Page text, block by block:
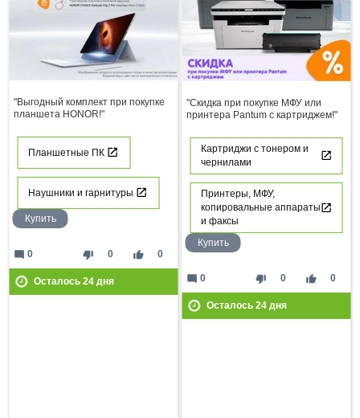
"Выгодный комплект при покупке
планшета HONOR!"
Планшетные ПК
Наушники и гарнитуры
Купить
thumb_down 0 thumb_up 0
mode_comment 0
Осталось 24дня
"Скидка при покупке МФУ или
принтера Pantum с картриджем!"
Картриджи с тонером и
чернилами
Принтеры, МФУ,
копировальные аппараты
и факсы
Купить
thumb_down 0 thumb_up 0
mode_comment 0
Осталось 24дня